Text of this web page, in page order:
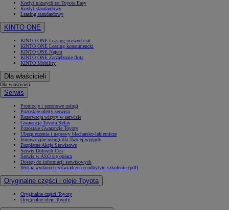
Kredyt niższych rat Toyota Easy
Kredyt standardowy
Leasing standardowy
KINTO ONE
KINTO ONE Leasing niższych rat
KINTO ONE Leasing konsumencki
KINTO ONE Najem
KINTO ONE Zarządzanie flotą
KINTO Mobility
Dla właścicieli
Dla właścicieli
Serwis
Promocje i sezonowe usługi
Pozostałe oferty serwisu
Rezerwacja wizyty w serwisie
Gwarancja Toyota Relax
Pozostałe Gwarancje Toyoty
Ubezpieczenia i naprawy blacharsko-lakiernicze
Innowacyjne usługi dla Twojej wygody
Bezpłatne Akcje Serwisowe
Serwis Dobrych Cen
Serwis w ASO się opłaca
Dostęp do informacji serwisowych
Wykaz wydanych zaświadczeń o odbytym szkoleniu (pdf)
Oryginalne części i oleje Toyota
Oryginalne części Toyoty
Oryginalne oleje Toyoty